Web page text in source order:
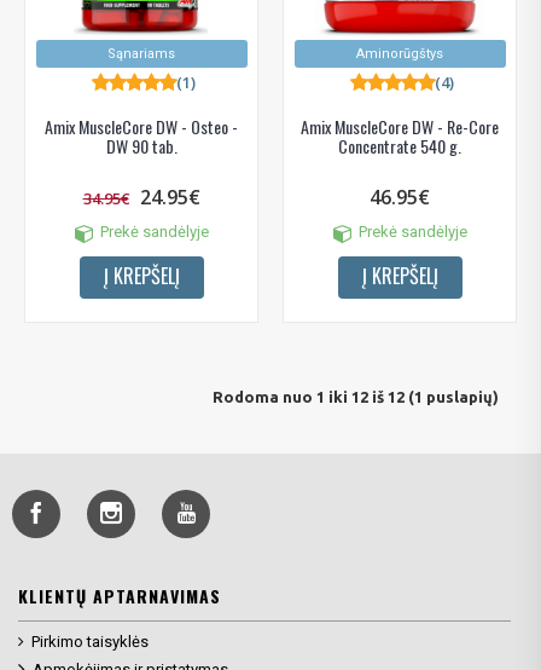
Sąnariams
Amix MuscleCore DW - Osteo -
DW 90 tab.
(1)
34.95€ 24.95€
Prekė sandėlyje
Į KREPŠELĮ
Aminorūgštys
Amix MuscleCore DW - Re-Core
Concentrate 540 g.
(4)
46.95€
Prekė sandėlyje
Į KREPŠELĮ
Rodoma nuo 1 iki 12 iš 12 (1 puslapių)
KLIENTŲ APTARNAVIMAS
Pirkimo taisyklės